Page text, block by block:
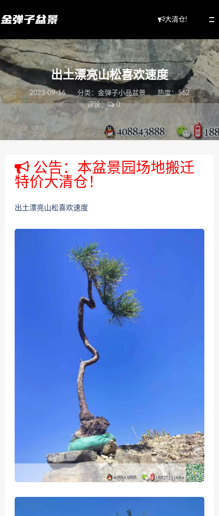
大清仓!
出土漂亮山松喜欢速度
2023-09-16 分类： 金弹子小品盆景
热度：562
评论：
0
公告：本盆景园场地搬迁
特价大清仓！
出土漂亮山松喜欢速度